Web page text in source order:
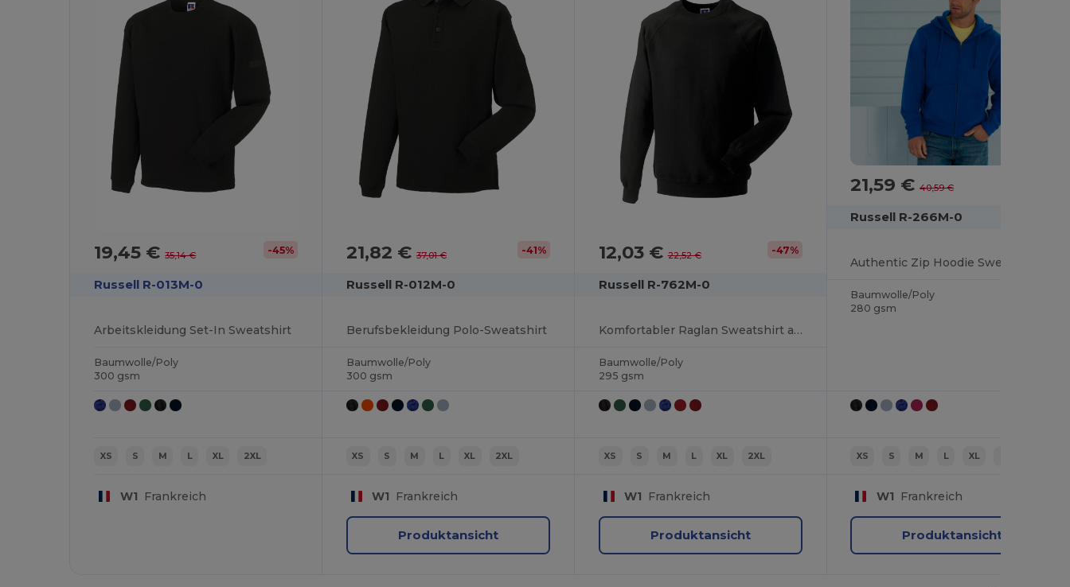
19,45 €35,14 € -45%
Russell R-013M-0
Arbeitskleidung Set-In Sweatshirt
Baumwolle/Poly
300 gsm
XS S M L XL 2XL
W1 Frankreich
21,82 € 37,01 € -41%
Russell R-012M-0
Berufsbekleidung Polo-Sweatshirt
Baumwolle/Poly
300 gsm
XS S M L XL 2XL
W1 Frankreich
Produktansicht
12,03 €22,52 € -47%
Russell R-762M-0
Komfortabler Raglan Sweatshirt aus Baumwollmischung
Baumwolle/Poly
295 gsm
XS S M L XL 2XL
W1 Frankreich
Produktansicht
21,59 €40,59 €
Russell R-266M-0
Authentic Zip Hoodie Sweatshirt
Baumwolle/Poly
280 gsm
XS S M L XL
W1 Frankreich
Produktansicht